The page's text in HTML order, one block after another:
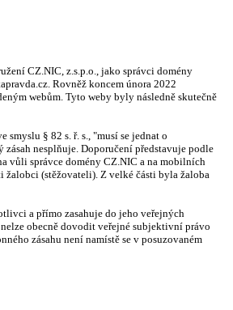
CZ.NIC, z.s.p.o., jako správci domény
Rovněž koncem února 2022
webům. Tyto weby byly následně skutečně
§ 82 s. ř. s., "musí se jednat o
nesplňuje. Doporučení představuje podle
vůli správce domény CZ.NIC a na mobilních
žalobci (stěžovateli). Z velké části byla žaloba
a přímo zasahuje do jeho veřejných
obecně dovodit veřejné subjektivní právo
zásahu není namístě se v posuzovaném